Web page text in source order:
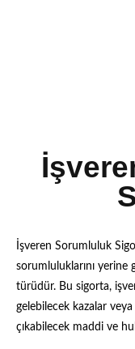
İşveren Sorumluluk
sorumluluklarını
türüdür. Bu sigorta,
gelebilecek kazalar
çıkabilecek maddi ve